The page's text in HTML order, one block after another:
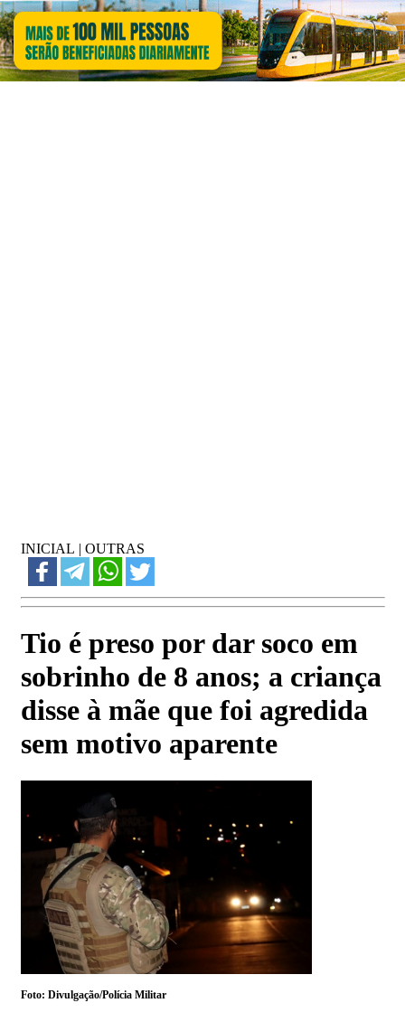
INICIAL | OUTRAS
Tio é preso por dar soco em
sobrinho de 8 anos; a criança
disse à mãe que foi agredida
sem motivo aparente
Foto: Divulgação/Polícia Militar